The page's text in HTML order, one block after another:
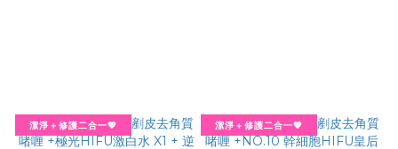
潔淨＋修護二合一💖 潔淨＋修護二合一💖